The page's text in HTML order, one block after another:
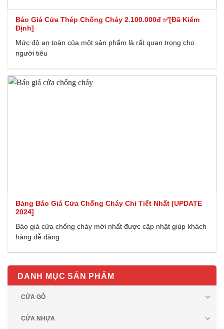
Báo Giá Cửa Thép Chống Cháy 2.100.000đ ✅[Đã Kiểm
Định]
Mức độ an toàn của một sản phẩm là rất quan trọng cho
người tiêu
Bảng Báo Giá Cửa Chống Cháy Chi Tiết Nhất [UPDATE
2024]
Báo giá cửa chống cháy mới nhất được cập nhật giúp khách
hàng dễ dàng
DANH MỤC SẢN PHẨM
CỬA GỖ
CỬA NHỰA